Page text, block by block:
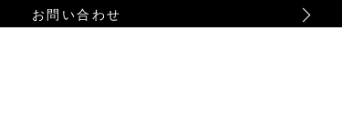
お問い合わせ